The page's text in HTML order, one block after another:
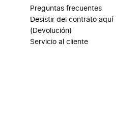
Preguntas frecuentes
Desistir del contrato aquí
(Devolución)
Servicio al cliente